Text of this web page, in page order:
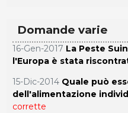
Domande varie
16-Gen-2017 La Peste
l'Europa è stata
15-Dic-2014 Quale può
dell'alimentazione
corrette